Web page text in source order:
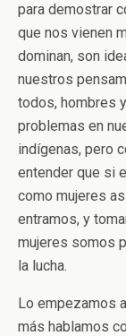
para demostrar
que nos vienen
dominan, son
nuestros
todos, hombres
problemas en
indígenas, pero
entender que si
como mujeres
entramos, y
mujeres somos
la lucha.
Lo empezamos
más hablamos